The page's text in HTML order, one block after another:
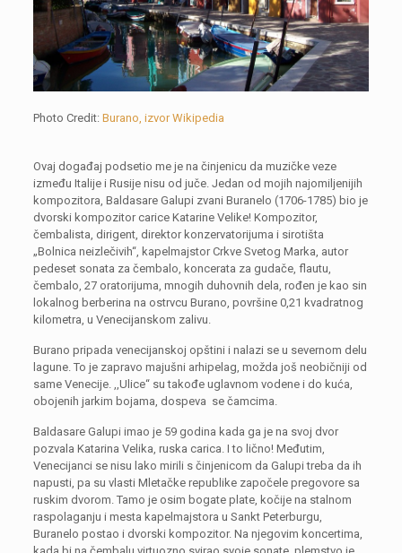
Photo Credit: Burano, izvor Wikipedia
Ovaj događaj podsetio me je na činjenicu da muzičke veze
između Italije i Rusije nisu od juče. Jedan od mojih najomiljenijih
kompozitora, Baldasare Galupi zvani Buranelo (1706-1785) bio je
dvorski kompozitor carice Katarine Velike! Kompozitor,
čembalista, dirigent, direktor konzervatorijuma i sirotišta
„Bolnica neizlečivih“, kapelmajstor Crkve Svetog Marka, autor
pedeset sonata za čembalo, koncerata za gudače, flautu,
čembalo, 27 oratorijuma, mnogih duhovnih dela, rođen je kao sin
lokalnog berberina na ostrvcu Burano, površine 0,21 kvadratnog
kilometra, u Venecijanskom zalivu.
Burano pripada venecijanskoj opštini i nalazi se u severnom delu
lagune. To je zapravo majušni arhipelag, možda još neobičniji od
same Venecije. ,,Ulice“ su takođe uglavnom vodene i do kuća,
obojenih jarkim bojama, dospeva se čamcima.
Baldasare Galupi imao je 59 godina kada ga je na svoj dvor
pozvala Katarina Velika, ruska carica. I to lično! Međutim,
Venecijanci se nisu lako mirili s činjenicom da Galupi treba da ih
napusti, pa su vlasti Mletačke republike započele pregovore sa
ruskim dvorom. Tamo je osim bogate plate, kočije na stalnom
raspolaganju i mesta kapelmajstora u Sankt Peterburgu,
Buranelo postao i dvorski kompozitor. Na njegovim koncertima,